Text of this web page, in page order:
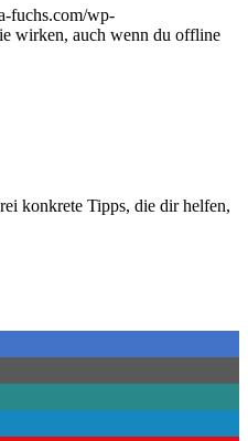
fuchs.com/wp-
wirken, auch wenn du offline
konkrete Tipps, die dir helfen,